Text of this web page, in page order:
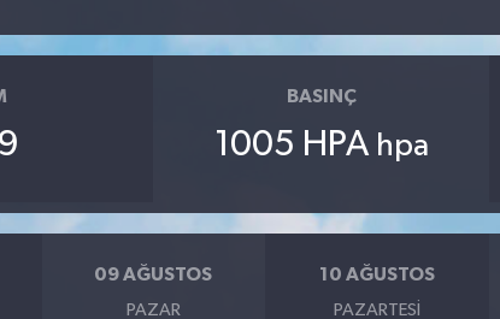
BASINÇ
1005 HPA hpa
09 AĞUSTOS
PAZAR
10 AĞUSTOS
PAZARTESI